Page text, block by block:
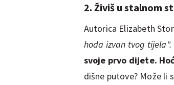
2. Živiš u stalnom
Autorica Elizabeth
hoda izvan tvog tijela".
svoje prvo dijete.
dišne putove? Može li